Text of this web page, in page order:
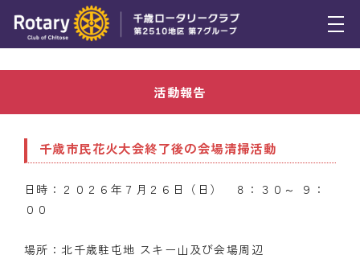
トピックス
活動報告
スケジュール
年間プログラム
Select Language ▼
活動報告
千歳市民花火大会終了後の会場清掃活動
日時：２０２６年７月２６日（日） ８：３０～ ９：
００
場所：北千歳駐屯地 スキー山及び会場周辺